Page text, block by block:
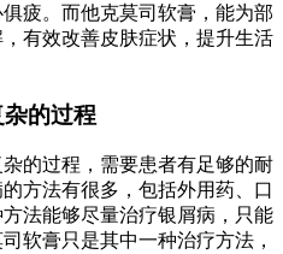
疲。而他克莫司软膏，能为部
有效改善皮肤症状，提升生活
的过程
的过程，需要患者有足够的耐
方法有很多，包括外用药、口
法能够尽量治疗银屑病，只能
软膏只是其中一种治疗方法，